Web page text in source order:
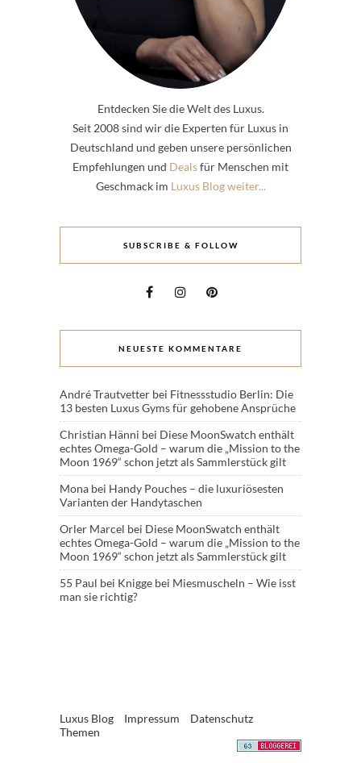
Entdecken Sie die Welt des Luxus.
Seit 2008 sind wir die Experten für Luxus in
Deutschland und geben unsere persönlichen
Empfehlungen und Dealsfür Menschen mit
Geschmack im Luxus Blog weiter...
SUBSCRIBE & FOLLOW
NEUESTE KOMMENTARE
André Trautvetter bei Fitnessstudio Berlin: Die
13 besten Luxus Gyms für gehobene Ansprüche
Christian Hänni bei Diese MoonSwatch enthält
echtes Omega-Gold – warum die „Mission to the
Moon 1969“ schon jetzt als Sammlerstück gilt
Mona bei Handy Pouches – die luxuriösesten
Varianten der Handytaschen
Orler Marcel bei Diese MoonSwatch enthält
echtes Omega-Gold – warum die „Mission to the
Moon 1969“ schon jetzt als Sammlerstück gilt
55 Paul bei Knigge bei Miesmuscheln – Wie isst
man sie richtig?
Luxus Blog Impressum
Datenschutz
Themen